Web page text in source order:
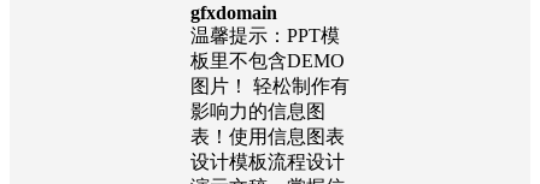
gfxdomain
温馨提示：PPT模
板里不包含DEMO
图片！ 轻松制作有
影响力的信息图
表！使用信息图表
设计模板流程设计